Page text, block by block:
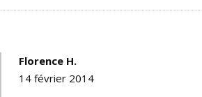
Florence H.
14 février 2014